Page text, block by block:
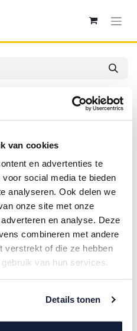
van cookies
en advertenties te
social media te bieden
analyseren. Ook delen we
onze site met onze
en analyse. Deze
combineren met andere
verstrekt of die ze hebben
van hun services.
Details tonen
Response PP 330ml